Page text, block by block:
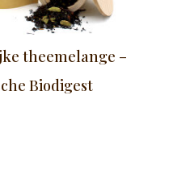
theemelange –
Biodigest